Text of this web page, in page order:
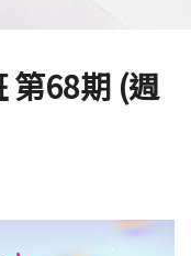
第68期 (週